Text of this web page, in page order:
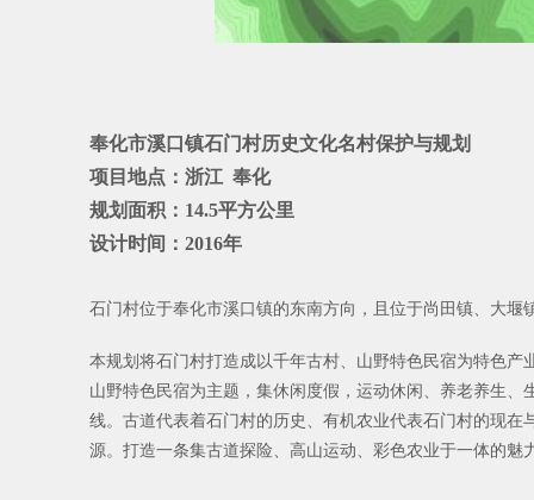
奉化市溪口镇石门村历史文化名村保护与规划
项目地点：浙江 奉化
规划面积：14.5平方公里
设计时间：2016年
石门村位于奉化市溪口镇的东南方向，且位于尚田镇、大堰
本规划将石门村打造成以千年古村、山野特色民宿为特色
山野特色民宿为主题，集休闲度假，运动休闲、养老养生
线。古道代表着石门村的历史、有机农业代表石门村的现
源。打造一条集古道探险、高山运动、彩色农业于一体的魅